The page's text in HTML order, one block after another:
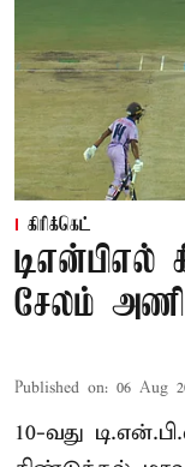
கிரிக்கெட்
டிஎன்பிஎல்
சேலம் அணி
Published on: 06 Aug
10-வது